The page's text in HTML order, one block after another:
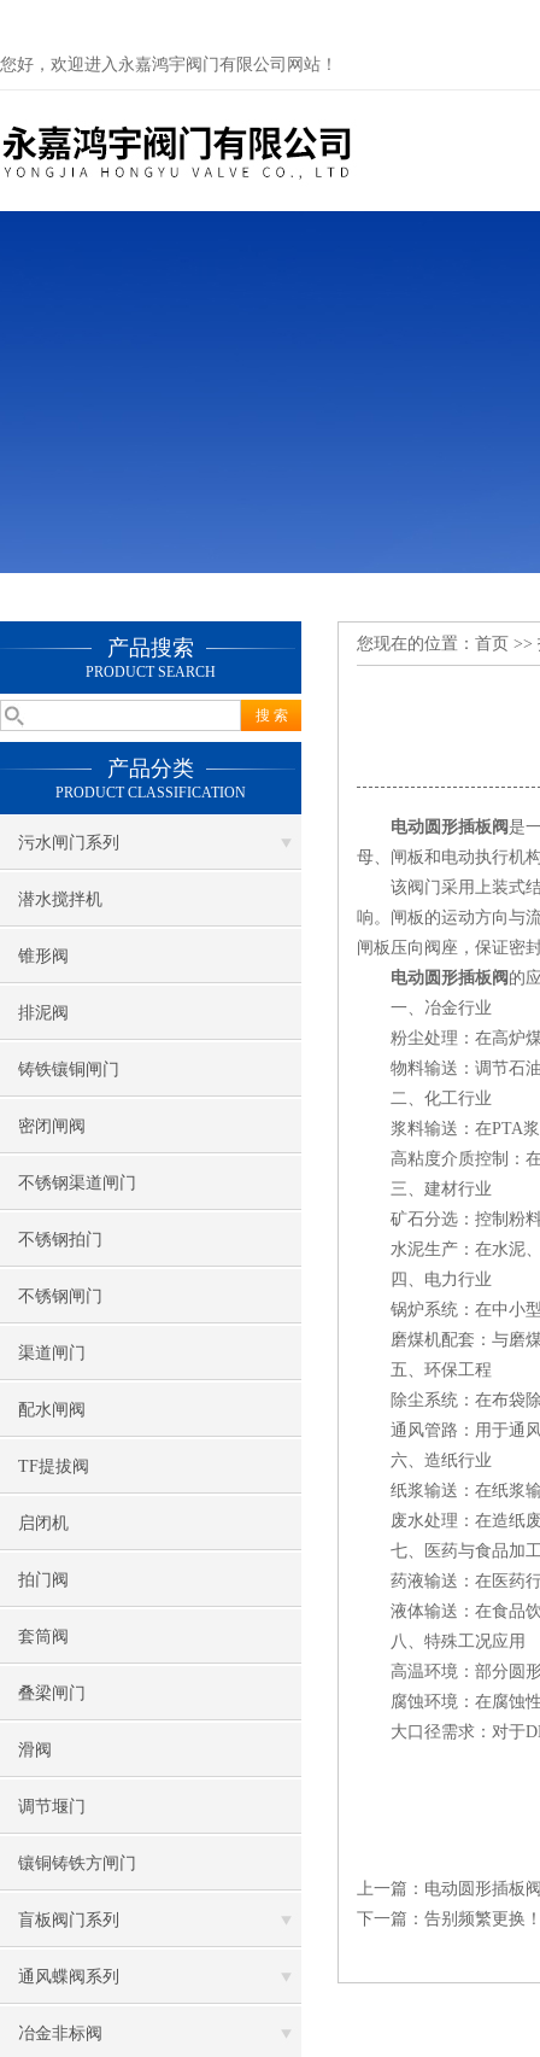
您好，欢迎进入永嘉鸿宇阀门有限公司网站！
产品搜索
PRODUCT SEARCH
产品分类
PRODUCT CLASSIFICATION
污水闸门系列
潜水搅拌机
锥形阀
排泥阀
铸铁镶铜闸门
密闭闸阀
不锈钢渠道闸门
不锈钢拍门
不锈钢闸门
渠道闸门
配水闸阀
TF提拔阀
启闭机
拍门阀
套筒阀
叠梁闸门
滑阀
调节堰门
镶铜铸铁方闸门
盲板阀门系列
通风蝶阀系列
冶金非标阀
您现在的位置： 首页 >>
电动圆形插板阀是
母、闸板和电动执行机
该阀门采用上装式结
响。闸板的运动方向与
闸板压向阀座，保证密
电动圆形插板阀 的
一、冶金行业
粉尘处理：在高炉煤
物料输送：调节石油
二、化工行业
浆料输送：在PTA浆
高粘度介质控制：在
三、建材行业
矿石分选：控制粉料
水泥生产：在水泥、
四、电力行业
锅炉系统：在中小型
磨煤机配套：与磨煤
五、环保工程
除尘系统：在布袋除
通风管路：用于通风
六、造纸行业
纸浆输送：在纸浆输
废水处理：在造纸废
七、医药与食品加
药液输送：在医药行
液体输送：在食品饮
八、特殊工况应用
高温环境：部分圆形
腐蚀环境：在腐蚀性
大口径需求：对于
上一篇： 电动圆形插板
下一篇： 告别频繁更换